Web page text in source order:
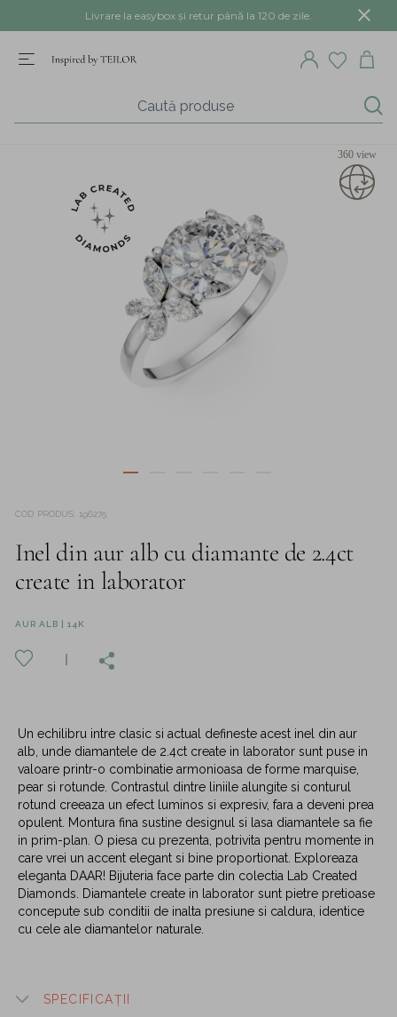
Livrare la easybox și retur până la 120 de zile.
360 view
COD PRODUS 196275
Inel din aur alb cu diamante de 2.4ct
create in laborator
AUR ALB | 14K
Un echilibru intre clasic si actual defineste acest inel din aur
alb, unde diamantele de 2.4ct create in laborator sunt puse in
valoare printr-o combinatie armonioasa de forme marquise,
pear si rotunde. Contrastul dintre liniile alungite si conturul
rotund creeaza un efect luminos si expresiv, fara a deveni prea
opulent. Montura fina sustine designul si lasa diamantele sa fie
in prim-plan. O piesa cu prezenta, potrivita pentru momente in
care vrei un accent elegant si bine proportionat. Exploreaza
eleganta DAAR! Bijuteria face parte din colectia Lab Created
Diamonds. Diamantele create in laborator sunt pietre pretioase
concepute sub conditii de inalta presiune si caldura, identice
cu cele ale diamantelor naturale.
SPECIFICAȚII